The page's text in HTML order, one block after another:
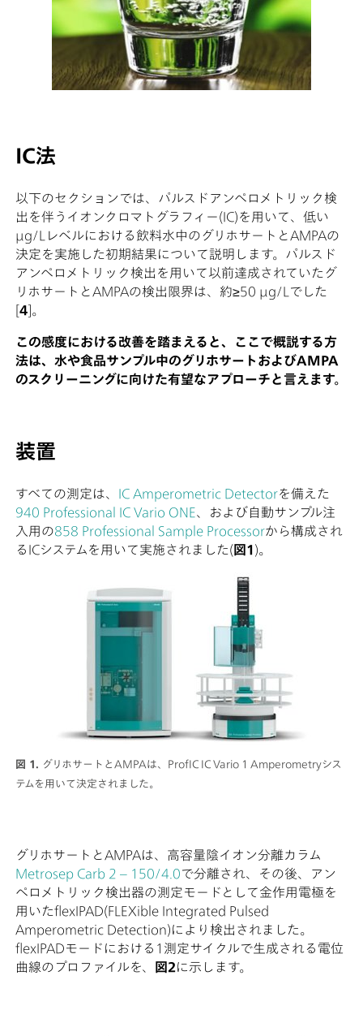
IC法
以下のセクションでは、パルスドアンペロメトリック検
出を伴うイオンクロマトグラフィー(IC)を用いて、低い
µg/Lレベルにおける飲料水中のグリホサートとAMPAの
決定を実施した初期結果について説明します。パルスド
アンペロメトリック検出を用いて以前達成されていたグ
リホサートとAMPAの検出限界は、約≥50 µg/Lでした
[4]。
この感度における改善を踏まえると、ここで概説する方
法は、水や食品サンプル中のグリホサートおよびAMPA
のスクリーニングに向けた有望なアプローチと言えます。
図 1.
グリホサートとAMPAは、ProfIC IC Vario 1 Amperometryシス
テムを用いて決定されました。
装置
すべての測定は、 IC Amperometric Detectorを備えた
940 Professional IC Vario ONE、および自動サンプル注
入用の858 Professional Sample Processorから構成され
るICシステムを用いて実施されました(図1)。
グリホサートとAMPAは、高容量陰イオン分離カラム
Metrosep Carb 2 – 150/4.0で分離され、その後、アン
ペロメトリック検出器の測定モードとして金作用電極を
用いたflexIPAD(FLEXible Integrated Pulsed
Amperometric Detection)により検出されました。
flexIPADモードにおける1測定サイクルで生成される電位
曲線のプロファイルを、
図2に示します。